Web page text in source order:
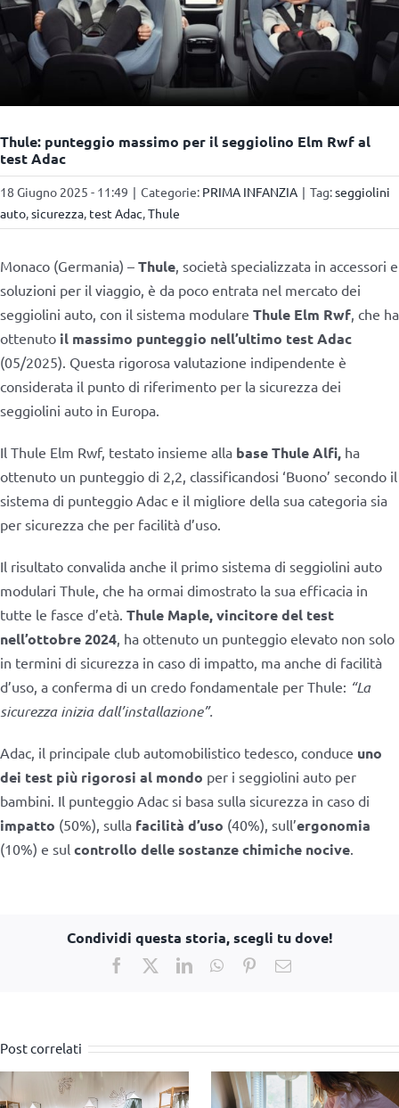
Thule: punteggio massimo per il seggiolino Elm Rwf al
test Adac
18 Giugno 2025 - 11:49 | Categorie: PRIMA INFANZIA | Tag:seggiolini
auto,sicurezza, test Adac,Thule
Monaco (Germania) – Thule, società specializzata in accessori e
soluzioni per il viaggio, è da poco entrata nel mercato dei
seggiolini auto, con il sistema modulare Thule Elm Rwf, che ha
ottenuto il massimo punteggio nell’ultimo test Adac
(05/2025). Questa rigorosa valutazione indipendente è
considerata il punto di riferimento per la sicurezza dei
seggiolini auto in Europa.
Il Thule Elm Rwf, testato insieme alla base Thule Alfi, ha
ottenuto un punteggio di 2,2, classificandosi ‘Buono’ secondo il
sistema di punteggio Adac e il migliore della sua categoria sia
per sicurezza che per facilità d’uso.
Il risultato convalida anche il primo sistema di seggiolini auto
modulari Thule, che ha ormai dimostrato la sua efficacia in
tutte le fasce d’età. Thule Maple, vincitore del test
nell’ottobre 2024, ha ottenuto un punteggio elevato non solo
in termini di sicurezza in caso di impatto, ma anche di facilità
d’uso, a conferma di un credo fondamentale per Thule: “La
sicurezza inizia dall’installazione”.
Adac, il principale club automobilistico tedesco, conduce uno
dei test più rigorosi al mondo per i seggiolini auto per
bambini. Il punteggio Adac si basa sulla sicurezza in caso di
impatto (50%), sulla facilità d’uso (40%), sull’ergonomia
(10%) e sul controllo delle sostanze chimiche nocive.
Condividi questa storia, scegli tu dove!
Facebook
X LinkedInWhatsApp
PinterestEmail
Post correlati